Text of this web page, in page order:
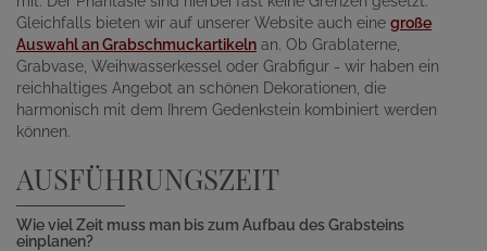
Gleichfalls bieten wir auf unserer Website auch eine große
Auswahl an Grabschmuckartikeln an. Ob Grablaterne,
Grabvase, Weihwasserkessel oder Grabfigur - wir haben ein
reichhaltiges Angebot an schönen Dekorationen, die
harmonisch mit dem Ihrem Gedenkstein kombiniert werden
können.
AUSFÜHRUNGSZEIT
Wie viel Zeit muss man bis zum Aufbau des Grabsteins
einplanen?